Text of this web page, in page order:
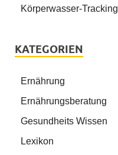
Körperwasser-Tracking
KATEGORIEN
Ernährung
Ernährungsberatung
Gesundheits Wissen
Lexikon